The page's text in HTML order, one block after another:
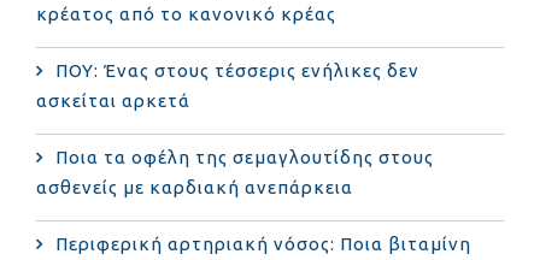
κρέατος από το κανονικό κρέας
ΠΟΥ: Ένας στους τέσσερις ενήλικες δεν
ασκείται αρκετά
Ποια τα οφέλη της σεμαγλουτίδης στους
ασθενείς με καρδιακή ανεπάρκεια
Περιφερική αρτηριακή νόσος: Ποια βιταμίνη